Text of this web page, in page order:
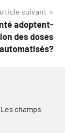
suivant
adoptent-
des doses
automatisés?
Les champs